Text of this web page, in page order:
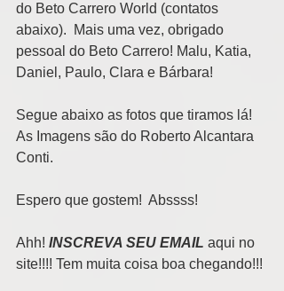
do Beto Carrero World (contatos
abaixo).  Mais uma vez, obrigado
pessoal do Beto Carrero! Malu, Katia,
Daniel, Paulo, Clara e Bárbara!
Segue abaixo as fotos que tiramos lá!
As Imagens são do Roberto Alcantara
Conti.
Espero que gostem!  Abssss!
Ahh! INSCREVA SEU EMAIL aqui no
site!!!! Tem muita coisa boa chegando!!!